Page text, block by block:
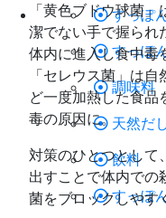
すっぽ
すっぽ
調味料
天然だ
飲料
すっぽ
「黄色ブドウ球菌
潔でない手で握られ
体内に進入し食中毒
「セレウス菌」は
ど一度加熱した食品
毒の原因に。
対策のひとつとして
出すことで体内での
菌をブロックしやす